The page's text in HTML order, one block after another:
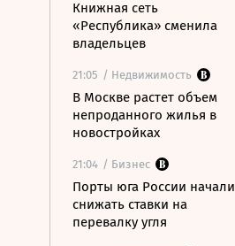
Книжная сеть
«Республика» сменила
владельцев
21:05 / Недвижимость
В Москве растет объем
непроданного жилья в
новостройках
21:04 / Бизнес
Порты юга России начали
снижать ставки на
перевалку угля